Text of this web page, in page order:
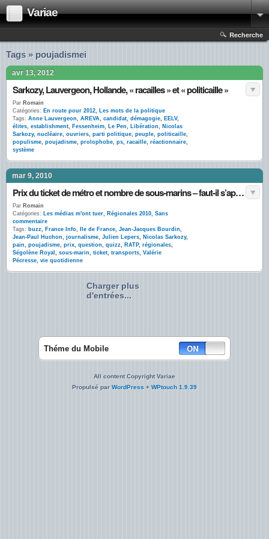
Variae
Recherche
Tags » poujadismei
avr 13, 2012
Sarkozy, Lauvergeon, Hollande, « racailles » et « politicaille »
Par Romain
Catégories: En route pour 2012, Les mots de la politique
Tags: Anne Lauvergeon, AREVA, candidat, démagogie, EELV,
élites, establishment, Fessenheim, Le Pen, Libération, Nicolas
Sarkozy, nucléaire, ouvriers, parti politique, peuple, politicaille,
populisme, poujadisme, prolophobe, ps, racaille, réactionnaire,
système
mar 9, 2010
Prix du ticket de métro et nombre de sous-marins – faut-il s’appeler Julien Lepers pour faire du journalisme politique ?
Par Romain
Catégories: Les médias m'ont tuer, Régionales 2010, Sans
commentaire
Tags: buzz, France Info, Ile de France, Jean-Jacques Bourdin,
Jean-Paul Huchon, journalisme, Julien Lepers, Nicolas Sarkozy,
pain, poujadisme, prix, question, quizz, RATP, régionales,
Ségolène Royal , sous-marin, ticket, transports, Valérie
Pécresse, vie quotidienne
Charger plus
d'entrées...
Théme du Mobile
All content Copyright Variae
Propulsé parWordPress + WPtouch 1.9.39